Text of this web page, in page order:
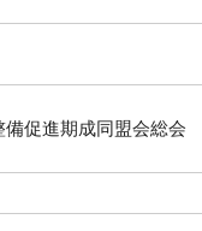
促進期成同盟会総会